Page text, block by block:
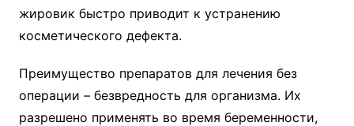
жировик быстро приводит к устранению
косметического дефекта.
Преимущество препаратов для лечения без
операции – безвредность для организма. Их
разрешено применять во время беременности,